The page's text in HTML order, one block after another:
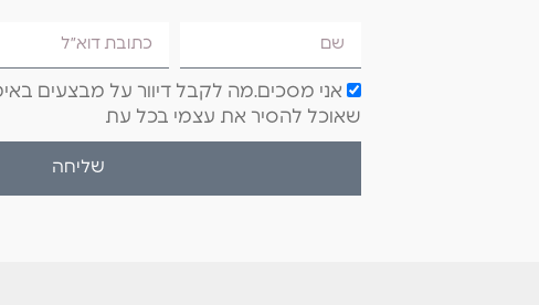
אני מסכים.מה לקבל דיוור על מבצעים
שאוכל להסיר את עצמי בכל עת
שליחה